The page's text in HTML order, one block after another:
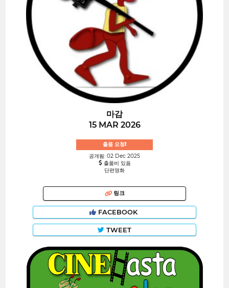
마감
15 MAR 2026
출품 요청!
공개됨: 02 Dec 2025
출품비 있음
단편영화
링크
FACEBOOK
TWEET